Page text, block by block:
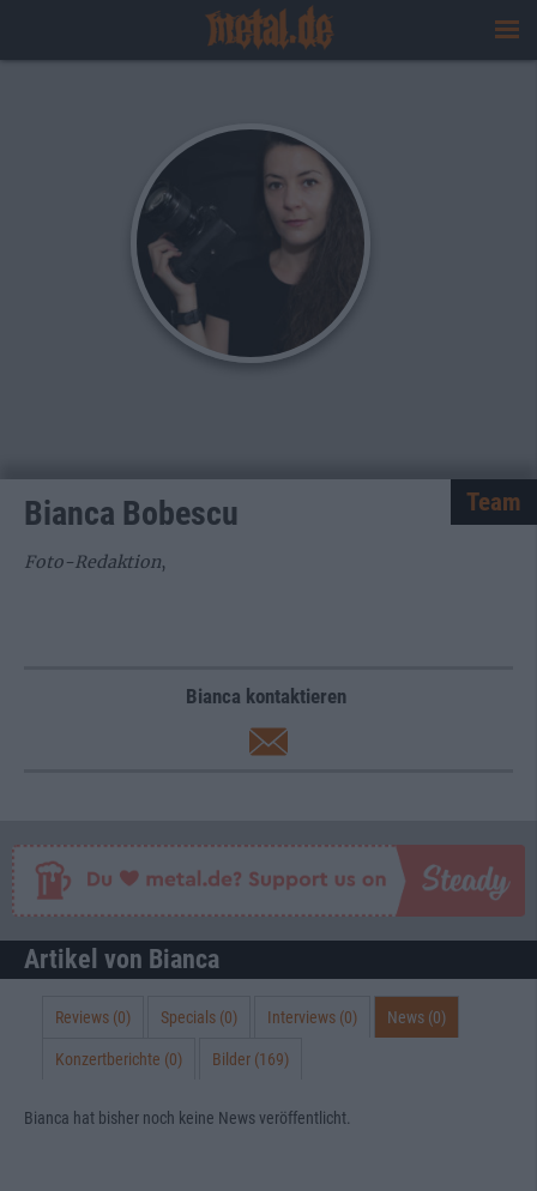
Team
Bianca Bobescu
Foto-Redaktion,
Bianca kontaktieren
Artikel von Bianca
Reviews (0) Specials (0) Interviews (0) News (0)
Konzertberichte (0) Bilder (169)
Bianca hat bisher noch keine News veröffentlicht.